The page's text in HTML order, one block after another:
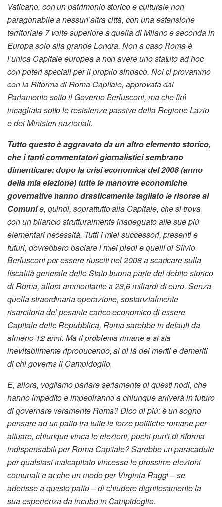
Vaticano, con un patrimonio storico e culturale non
paragonabile a nessun’altra città, con una estensione
territoriale 7 volte superiore a quella di Milano e seconda in
Europa solo alla grande Londra. Non a caso Roma è
l’unica Capitale europea a non avere uno statuto ad hoc
con poteri speciali per il proprio sindaco. Noi ci provammo
con la Riforma di Roma Capitale, approvata dal
Parlamento sotto il Governo Berlusconi, ma che finì
incagliata sotto le resistenze passive della Regione Lazio
e dei Ministeri nazionali.
Tutto questo è aggravato da un altro elemento storico,
che i tanti commentatori giornalistici sembrano
dimenticare: dopo la crisi economica del 2008 (anno
della mia elezione) tutte le manovre economiche
governative hanno drasticamente tagliato le risorse ai
Comunie, quindi, soprattutto alla Capitale, che si trova
con un bilancio strutturalmente inadeguato alle sue più
elementari necessità. Tutti i miei successori, presenti e
futuri, dovrebbero baciare i miei piedi e quelli di Silvio
Berlusconi per essere riusciti nel 2008 a scaricare sulla
fiscalità generale dello Stato buona parte del debito storico
di Roma, allora ammontante a 23,6 miliardi di euro. Senza
quella straordinaria operazione, sostanzialmente
risarcitoria del pesante carico economico di essere
Capitale delle Repubblica, Roma sarebbe in default da
almeno 12 anni. Ma il problema rimane e si sta
inevitabilmente riproducendo, al di là dei meriti e demeriti
di chi governa il Campidoglio.
E, allora, vogliamo parlare seriamente di questi nodi, che
hanno impedito e impediranno a chiunque arriverà in futuro
di governare veramente Roma? Dico di più: è un sogno
pensare ad un patto tra tutte le forze politiche romane per
attuare, chiunque vinca le elezioni, pochi punti di riforma
indispensabili per Roma Capitale? Sarebbe un paracadute
per qualsiasi malcapitato vincesse le prossime elezioni
comunali e anche un modo per Virginia Raggi – se
aderisse a questo patto – di chiudere dignitosamente la
sua esperienza da incubo in Campidoglio.